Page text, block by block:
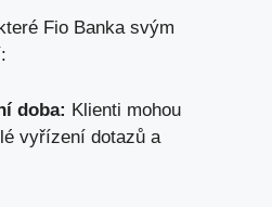
Fio⁢ Banka svým
doba: ‌Klienti mohou
vyřízení⁣ dotazů a